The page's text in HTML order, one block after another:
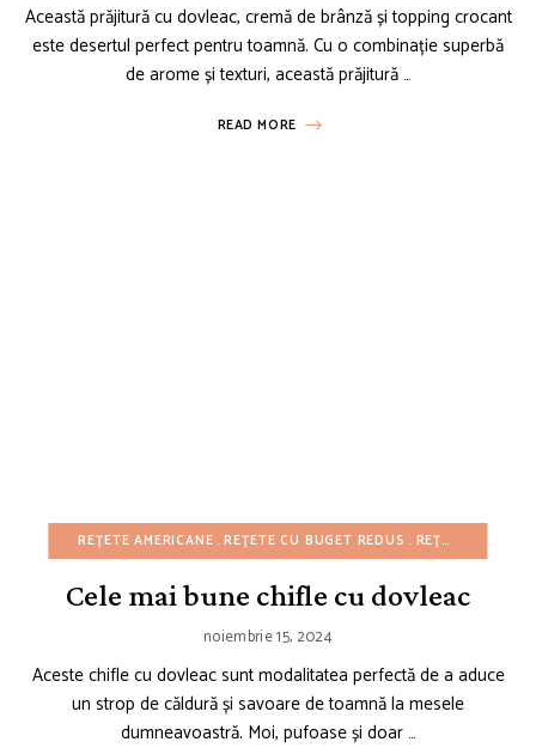
Această prăjitură cu dovleac, cremă de brânză și topping crocant
este desertul perfect pentru toamnă. Cu o combinație superbă
de arome și texturi, această prăjitură …
READ MORE
REȚETE AMERICANE REȚETE CU BUGET REDUS REȚETE DE CRĂCIUN
Cele mai bune chifle cu dovleac
noiembrie 15, 2024
Aceste chifle cu dovleac sunt modalitatea perfectă de a aduce
un strop de căldură și savoare de toamnă la mesele
dumneavoastră. Moi, pufoase și doar …